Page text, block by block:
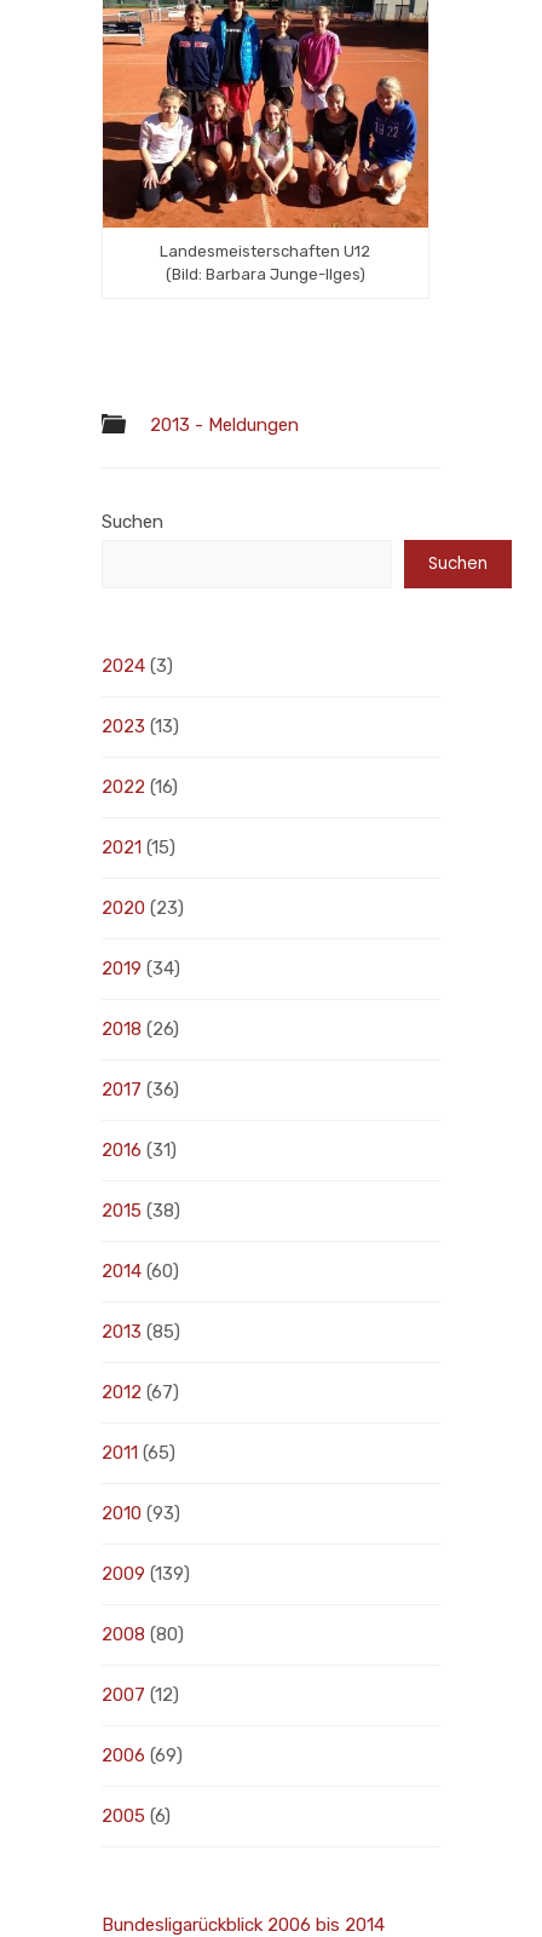
Landesmeisterschaften U12
(Bild: Barbara Junge-Ilges)
2013 - Meldungen
Suchen
Suchen
2024 (3)
2023 (13)
2022 (16)
2021 (15)
2020 (23)
2019 (34)
2018 (26)
2017 (36)
2016 (31)
2015 (38)
2014 (60)
2013 (85)
2012 (67)
2011 (65)
2010 (93)
2009 (139)
2008 (80)
2007 (12)
2006 (69)
2005 (6)
Bundesligarückblick 2006 bis 2014